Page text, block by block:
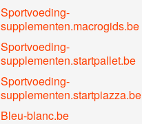
Sportvoeding-
supplementen.macrogids.be
Sportvoeding-
supplementen.startpallet.be
Sportvoeding-
supplementen.startpiazza.be
Bleu-blanc.be